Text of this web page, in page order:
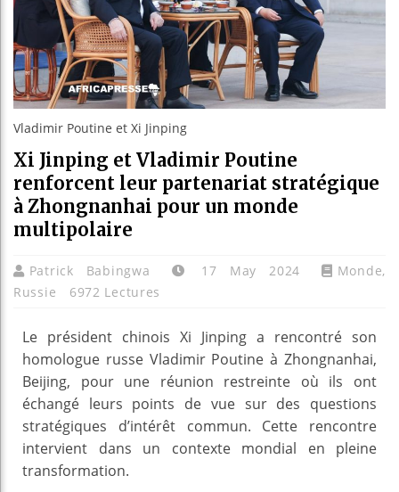
Bénin :
Vladimir Poutine et Xi Jinping
Xi Jinping et Vladimir Poutine
renforcent leur partenariat stratégique
à Zhongnanhai pour un monde
multipolaire
Patrick Babingwa 17 May 2024 Monde,
Russie
6972 Lectures
Le président chinois Xi Jinping a rencontré son
homologue russe Vladimir Poutine à Zhongnanhai,
Beijing, pour une réunion restreinte où ils ont
échangé leurs points de vue sur des questions
stratégiques d’intérêt commun. Cette rencontre
intervient dans un contexte mondial en pleine
transformation.